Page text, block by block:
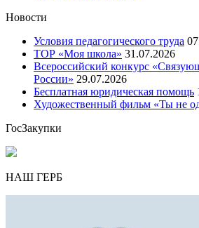
Новости
Условия педагогического труда
ТОР «Моя школа» 31.07.2026
Всероссийский конкурс
России» 29.07.2026
Бесплатная юридическая помощь
Художественный фильм «Ты не
ГосЗакупки
НАШ ГЕРБ